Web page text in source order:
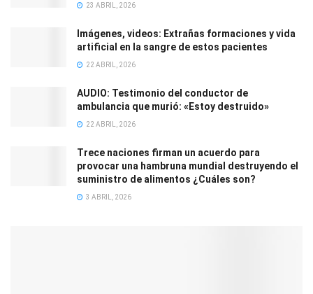
23 ABRIL, 2026
Imágenes, videos: Extrañas formaciones y vida
artificial en la sangre de estos pacientes
22 ABRIL, 2026
AUDIO: Testimonio del conductor de
ambulancia que murió: «Estoy destruido»
22 ABRIL, 2026
Trece naciones firman un acuerdo para
provocar una hambruna mundial destruyendo el
suministro de alimentos ¿Cuáles son?
3 ABRIL, 2026